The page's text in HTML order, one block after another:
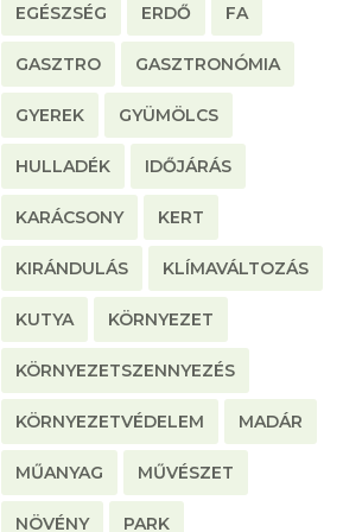
EGÉSZSÉG ERDŐ FA
GASZTRO GASZTRONÓMIA
GYEREK GYÜMÖLCS
HULLADÉK IDŐJÁRÁS
KARÁCSONY KERT
KIRÁNDULÁS KLÍMAVÁLTOZÁS
KUTYA KÖRNYEZET
KÖRNYEZETSZENNYEZÉS
KÖRNYEZETVÉDELEM MADÁR
MŰANYAG MŰVÉSZET
NÖVÉNY PARK